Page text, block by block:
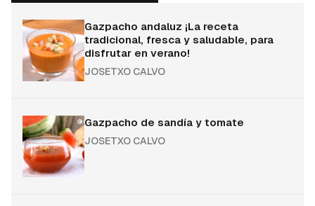
Gazpacho andaluz ¡La receta
tradicional, fresca y saludable, para
disfrutar en verano!
JOSETXO CALVO
Gazpacho de sandía y tomate
JOSETXO CALVO